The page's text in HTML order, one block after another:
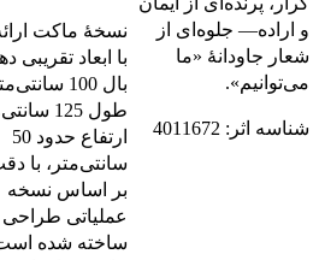
و اراده— جلوه‌ای از
شعار جاودانۀ «ما
می‌توانیم».
شناسه اثر: 4011672
نسخهٔ ماکت
با ابعاد تقریبی
بال 100
طول 125
ارتفاع حدود 50
سانتی‌متر، با
بر اساس نسخه
عملیاتی طراحی
ساخته شده